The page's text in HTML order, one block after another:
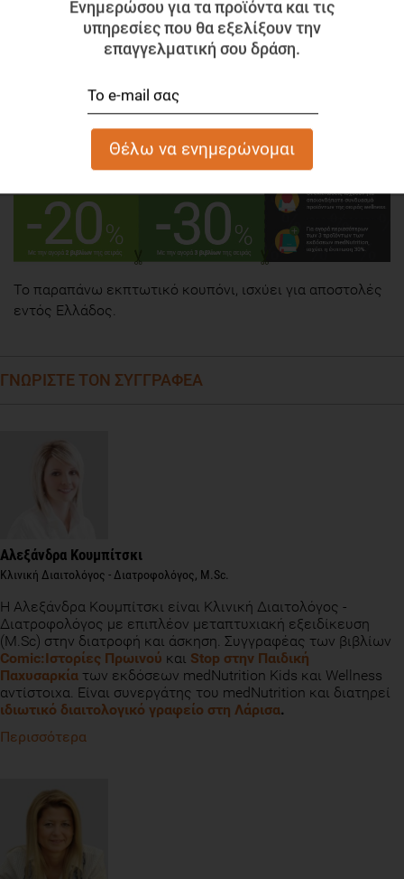
To παραπάνω εκπτωτικό κουπόνι, ισχύει για αποστολές
εντός Ελλάδος.
ΓΝΩΡΙΣΤΕ ΤΟΝ ΣΥΓΓΡΑΦΕΑ
Αλεξάνδρα Κουμπίτσκι
Κλινική Διαιτολόγος - Διατροφολόγος, M.Sc.
Η Αλεξάνδρα Κουμπίτσκι είναι Κλινική Διαιτολόγος -
Διατροφολόγος με επιπλέον μεταπτυχιακή εξειδίκευση
(M.Sc) στην διατροφή και άσκηση. Συγγραφέας των βιβλίων
Comic:Ιστορίες Πρωινού και Stop στην Παιδική
Παχυσαρκία των εκδόσεων medNutrition Kids και Wellness
αντίστοιχα. Είναι συνεργάτης του medNutrition και διατηρεί
ιδιωτικό διαιτολογικό γραφείο στη Λάρισα.
Περισσότερα
Ενημερώσου για τα προϊόντα και τις
υπηρεσίες που θα εξελίξουν την
επαγγελματική σου δράση.